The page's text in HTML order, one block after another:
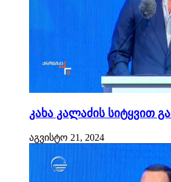
კახა კალაძის სიტყვით
აგვისტო 21, 2024